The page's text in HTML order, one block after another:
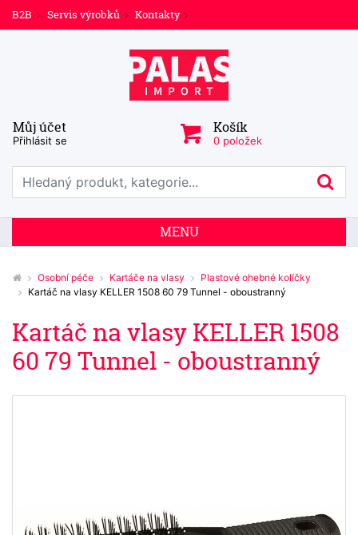
B2B Servis výrobků Kontakty
Můj účet
Přihlásit se
Košík
0 položek
Prohledat web
MENU
Osobní péče Kartáče na vlasy
Plastové ohebné kolíčky
Kartáč na vlasy KELLER 1508 60 79 Tunnel - oboustranný
Kartáč na vlasy KELLER 1508
60 79 Tunnel - oboustranný